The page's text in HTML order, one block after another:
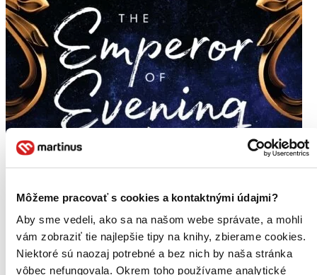
Môžeme pracovať s cookies a kontaktnými údajmi?
Aby sme vedeli, ako sa na našom webe správate, a mohli
vám zobraziť tie najlepšie tipy na knihy, zbierame cookies.
Niektoré sú naozaj potrebné a bez nich by naša stránka
vôbec nefungovala. Okrem toho používame analytické